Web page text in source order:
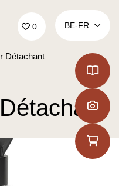
0 BE‑FR
Détachant